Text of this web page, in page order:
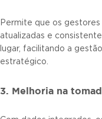
Permite que os
atualizadas e
lugar, facilitando a
estratégico.
3. Melhoria na